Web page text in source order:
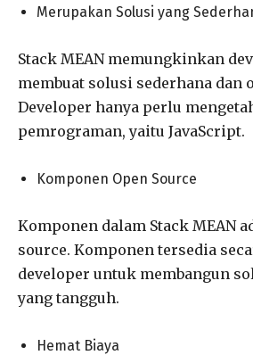
Merupakan Solusi yang
Stack MEAN memungkinkan
membuat solusi sederhana dan
Developer hanya perlu
pemrograman, yaitu JavaScript.
Komponen Open Source
Komponen dalam Stack MEAN
source. Komponen tersedia
developer untuk membangun
yang tangguh.
Hemat Biaya